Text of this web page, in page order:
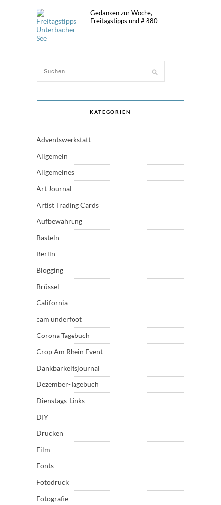
Gedanken zur Woche,
Freitagstipps und # 880
KATEGORIEN
Adventswerkstatt
Allgemein
Allgemeines
Art Journal
Artist Trading Cards
Aufbewahrung
Basteln
Berlin
Blogging
Brüssel
California
cam underfoot
Corona Tagebuch
Crop Am Rhein Event
Dankbarkeitsjournal
Dezember-Tagebuch
Dienstags-Links
DIY
Drucken
Film
Fonts
Fotodruck
Fotografie